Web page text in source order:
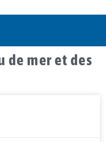
de mer et des